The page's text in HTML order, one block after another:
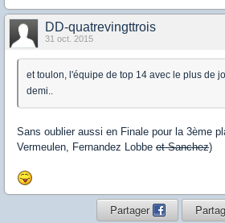
DD-quatrevingttrois
31 oct. 2015
et toulon, l'équipe de top 14 avec le plus de
demi..
Sans oublier aussi en Finale pour la 3ème
Vermeulen, Fernandez Lobbe et Sanchez)
Partager